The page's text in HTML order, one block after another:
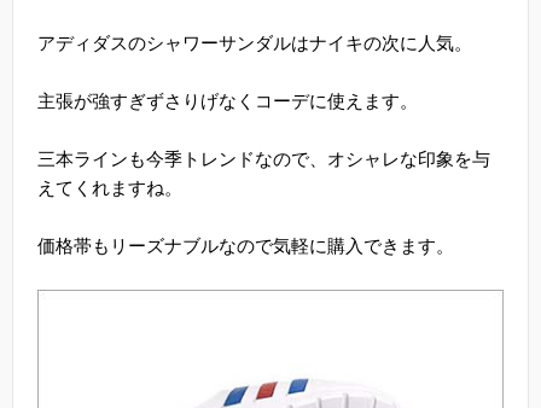
アディダスのシャワーサンダルはナイキの次に人気。
主張が強すぎずさりげなくコーデに使えます。
三本ラインも今季トレンドなので、オシャレな印象を与
えてくれますね。
価格帯もリーズナブルなので気軽に購入できます。